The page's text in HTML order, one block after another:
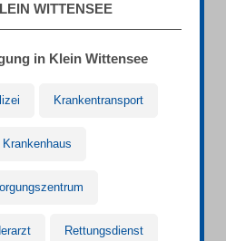
WITTENSEE
in Klein Wittensee
Krankentransport
Krankenhaus
Rettungsdienst